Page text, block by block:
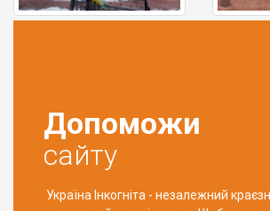
Допоможи
сайту
Україна Інкогніта - незалежний